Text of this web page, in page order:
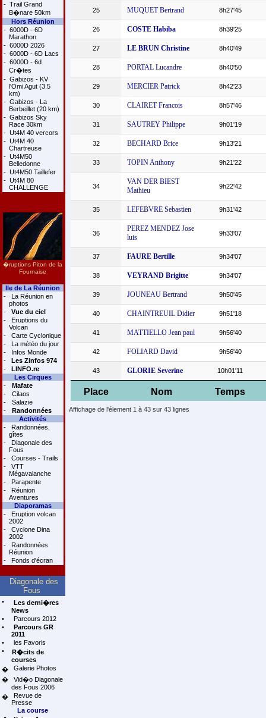
- Trail Grand
B�nare 50km
Hors Réunion
- 6000D - 6D
Marathon
- 6000D 2026
- 6000D - 6D Lacs
- 6000D - 6d
Cr�tes
- Gabizos - KV
l'Omi Agut (3.5
km)
- Gabizos - La
Berbeillet (20 km)
- Gabizos Sky
Race 30km
- Ut4M 40 vercors
- Ut4M 40
Chartreuse
- Ut4M50
Belledonne
- Ut4M50 Taillefer
- Ut4M 80
CHALLENGE
�ruptions Piton de la
Fournaise
Ile de La Réunion
-
La Réunion en
photos
-
Vue du ciel
-
Eruptions du
Volcan
-
Carte Cyclonique
-
La météo du jour
-
Infos Monde
-
Les Zinfos 974
-
LINFO.re
Les Cirques
-
Mafate
-
Cilaos
-
Salazie
-
Randonnées
Activités
-
Randonnées,
gîtes
-
Diagonale des
Fous
-
Courses - Trails
-
VTT
Mégavalanche
-
Parapente
-
Réunion
Aventures
Diaporamas
-
Eruption volcan
2002
-
Cyclone Dina
2002
-
Randonnées
Réunion
-
Fonds d'écran
Diagonale des
Fous
•
Les derni�res
News
•
Parcours 2012
•
Parcours GR
2011
•
les Favoris
•
R�cits de
courses
�
Galerie Photos
�
Vid�o Diagonale
des Fous 2006
�
Revue de
Presse
La course
Place Nom Temps
25 MUQUET Bertrand 8h27'45
26 COSTE Habiba 8h39'25
27 LE BRUN Christine 8h40'49
28 PORTAL Lucandre 8h40'50
29 MERCIER Patrick 8h42'23
30 CLAIRET Francois 8h57'46
31 SAUTREY Philippe 9h01'19
32 BECHARD Brice 9h13'21
33 TOPIN Anthony 9h21'22
34
VAN DER BIEST
Mathieu
9h22'42
35 LEFEBVRE Sebastien 9h31'42
36
PEREZ MENDEZ Jose
luis
9h33'07
37 FAURE Bertille 9h34'07
38 VEYRAND Brigitte 9h34'07
39 JOUNEAU Bertrand 9h50'45
40 CHAINTREUIL Didier 9h51'18
41 MATTIELLO Jean paul 9h56'40
42 FOLIARD David 9h56'40
43 GLORIE Severine 10h01'11
Affichage de l'élement 1 à 43 sur 43 lignes